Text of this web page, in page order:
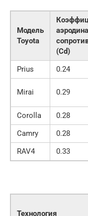
Модель
Toyota
(Cd)
Prius 0.24
Mirai 0.29
Corolla 0.28
Camry
0.28
RAV4
0.33
Технология